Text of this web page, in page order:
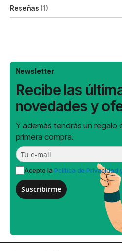
Reseñas 1
Newsletter
Recibe las
novedades y
Y además tendrás un regalo
primera compra.
Acepto la Política de Privacidad
Suscribirme